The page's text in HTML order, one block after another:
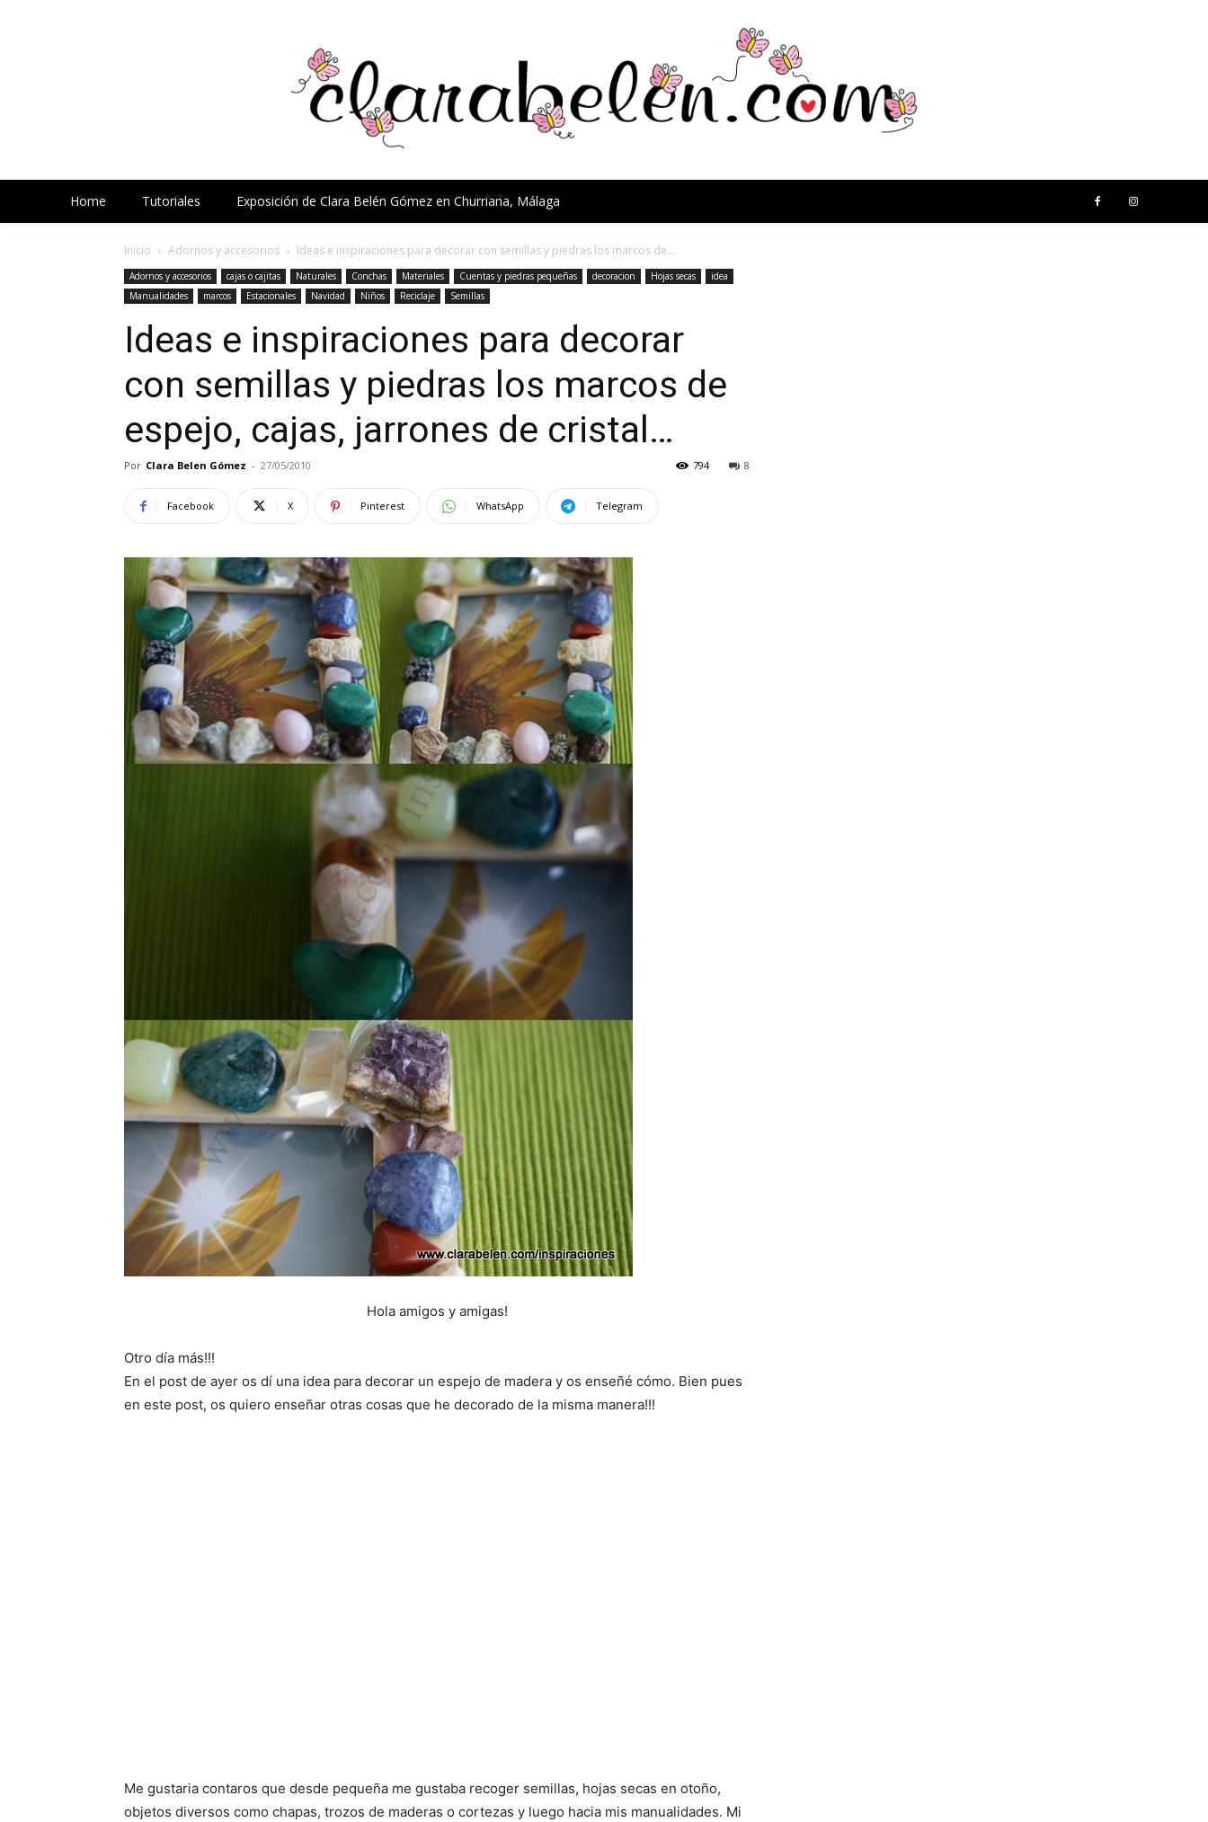
Home Tutoriales Exposición de Clara Belén Gómez en Churriana, Málaga
Inicio Adornos y accesorios Ideas e inspiraciones para decorar con semillas y piedras los marcos de...
Adornos y accesorios cajas o cajitas Naturales Conchas Materiales Cuentas y piedras pequeñas decoracion Hojas secas
idea
Manualidades
marcos Estacionales Navidad Niños Reciclaje Semillas
Ideas e inspiraciones para decorar
con semillas y piedras los marcos de
espejo, cajas, jarrones de cristal…
Por Clara Belen Gómez - 27/05/2010 8
794
Facebook X Pinterest WhatsApp Telegram
Hola amigos y amigas!
Otro día más!!!
En el post de ayer os dí una idea para decorar un espejo de madera y os enseñé cómo. Bien pues
en este post, os quiero enseñar otras cosas que he decorado de la misma manera!!!
Me gustaria contaros que desde pequeña me gustaba recoger semillas, hojas secas en otoño,
objetos diversos como chapas, trozos de maderas o cortezas y luego hacia mis manualidades. Mi